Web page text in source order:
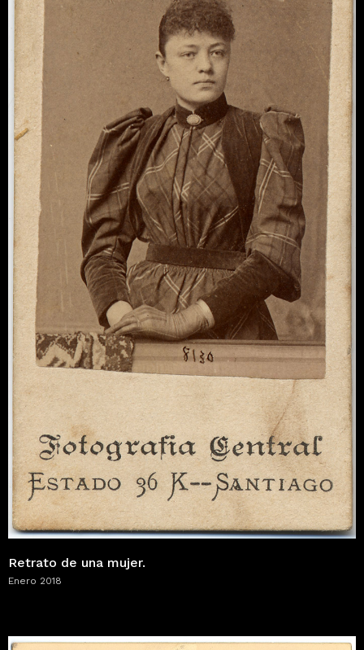
Retrato de una mujer.
Enero 2018